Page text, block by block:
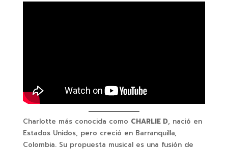
Charlotte más conocida como CHARLIE D, nació en
Estados Unidos, pero creció en Barranquilla,
Colombia. Su propuesta musical es una fusión de